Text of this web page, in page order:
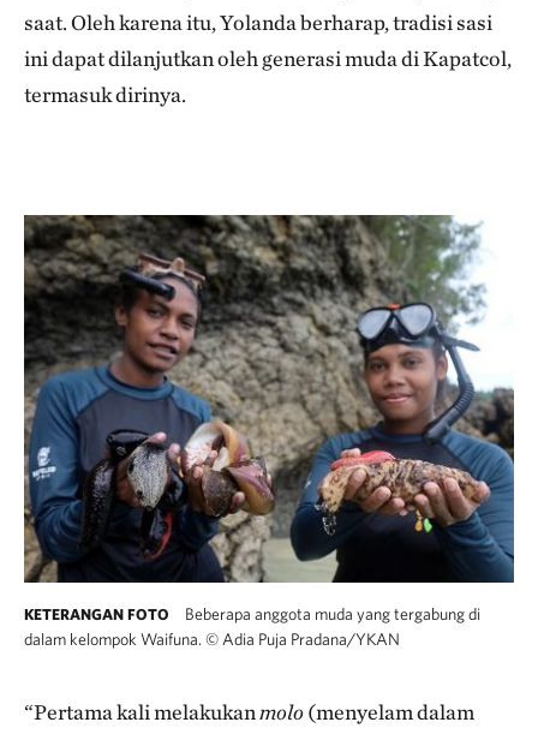
saat. Oleh karena itu, Yolanda berharap, tradisi sasi
ini dapat dilanjutkan oleh generasi muda di Kapatcol,
termasuk dirinya.
KETERANGAN FOTO
Beberapa anggota muda yang tergabung di
dalam kelompok Waifuna. © Adia Puja Pradana/YKAN
“Pertama kali melakukanmolo(menyelam dalam